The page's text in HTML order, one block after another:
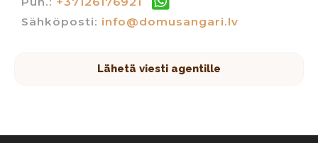
Sähköposti: info@domusangari.lv
Lähetä viesti agentille